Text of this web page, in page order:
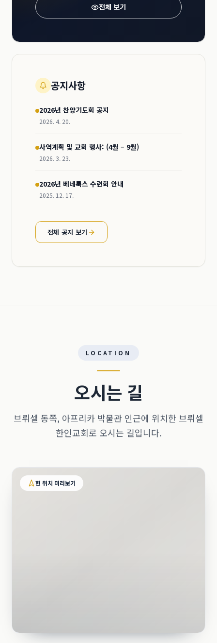
전체 보기
공지사항
2026년 찬양기도회 공지
2026. 4. 20.
사역계획 및 교회 행사: (4월 – 9월)
2026. 3. 23.
2026년 베네룩스 수련회 안내
2025. 12. 17.
전체 공지 보기
LOCATION
오시는 길
브뤼셀 동쪽, 아프리카 박물관 인근에 위치한 브뤼셀
한인교회로 오시는 길입니다.
현 위치 미리보기